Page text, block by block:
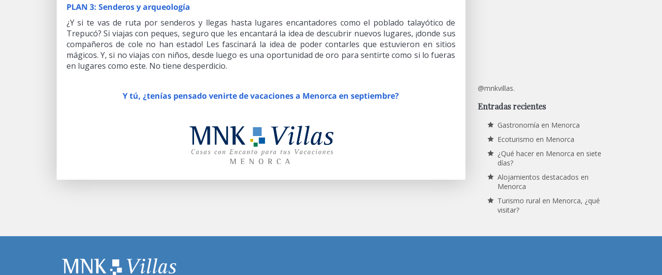
PLAN 3: Senderos y arqueología
¿Y si te vas de ruta por senderos y llegas hasta lugares encantadores como el poblado talayótico de
Trepucó? Si viajas con peques, seguro que les encantará la idea de descubrir nuevos lugares, ¡donde sus
compañeros de cole no han estado! Les fascinará la idea de poder contarles que estuvieron en sitios
mágicos. Y, si no viajas con niños, desde luego es una oportunidad de oro para sentirte como si lo fueras
en lugares como este. No tiene desperdicio.
Y tú, ¿tenías pensado venirte de vacaciones a Menorca en septiembre?
@mnkvillas.
Entradas recientes
Gastronomía en Menorca
Ecoturismo en Menorca
¿Qué hacer en Menorca en siete
días?
Alojamientos destacados en
Menorca
Turismo rural en Menorca, ¿qué
visitar?